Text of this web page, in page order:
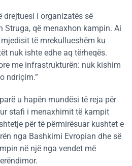
drejtuesi i organizatës së
Struga, që menaxhon kampin. Ai
të mrekullueshëm ku
nuk ishte edhe aq tërheqës.
me infrastrukturën: nuk kishim
ndriçim.”
u hapën mundësi të reja për
stafi i menaxhimit të kampit
për të përmirësuar kushtet e
nga Bashkimi Evropian dhe së
në një nga vendet më